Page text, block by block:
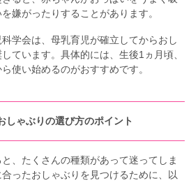
嫌がったりすることがあります。
学会は、母乳育児が確立してからおし
ています。具体的には、生後1ヵ月頃、
使い始めるのがおすすめです。
しゃぶりの選び方のポイント
、たくさんの種類があって迷ってしま
ったおしゃぶりを見つけるために、以